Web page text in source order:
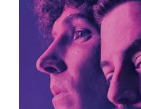
WN
TAPANULI
SELATAN
WN
TANJUNG